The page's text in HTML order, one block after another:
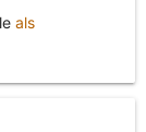
als